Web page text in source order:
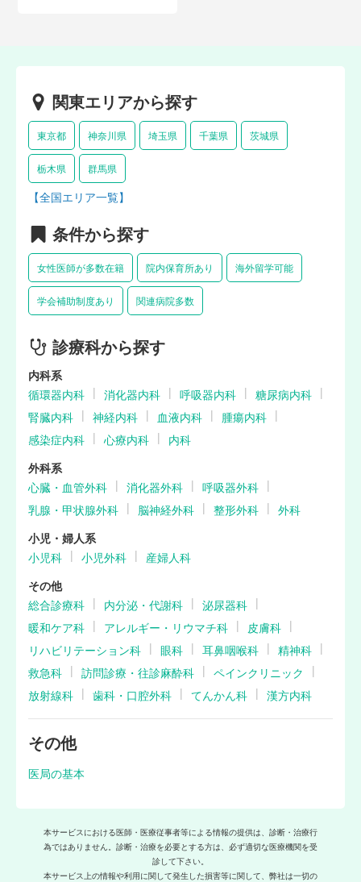
関東エリアから探す
東京都 神奈川県 埼玉県 千葉県 茨城県
栃木県 群馬県
【全国エリア一覧】
条件から探す
女性医師が多数在籍 院内保育所あり 海外留学可能
学会補助制度あり 関連病院多数
診療科から探す
内科系
循環器内科
消化器内科 呼吸器内科
糖尿病内科
腎臓内科
神経内科 血液内科
腫瘍内科
感染症内科
心療内科
内科
外科系
心臓・血管外科
消化器外科
呼吸器外科
乳腺・甲状腺外科
脳神経外科 整形外科
外科
小児・婦人系
小児科
小児外科
産婦人科
その他
総合診療科
内分泌・代謝科
泌尿器科
暖和ケア科
アレルギー・リウマチ科
皮膚科
リハビリテーション科
眼科 耳鼻咽喉科
精神科
救急科
訪問診療・往診麻酔科
ペインクリニック
放射線科
歯科・口腔外科 てんかん科 漢方内科
その他
医局の基本
本サービスにおける医師・医療従事者等による情報の提供は、診断・治療行
為ではありません。診断・治療を必要とする方は、必ず適切な医療機関を受
診して下さい。
本サービス上の情報や利用に関して発生した損害等に関して、弊社は一切の